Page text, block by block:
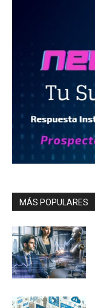
MÁS POPULARES